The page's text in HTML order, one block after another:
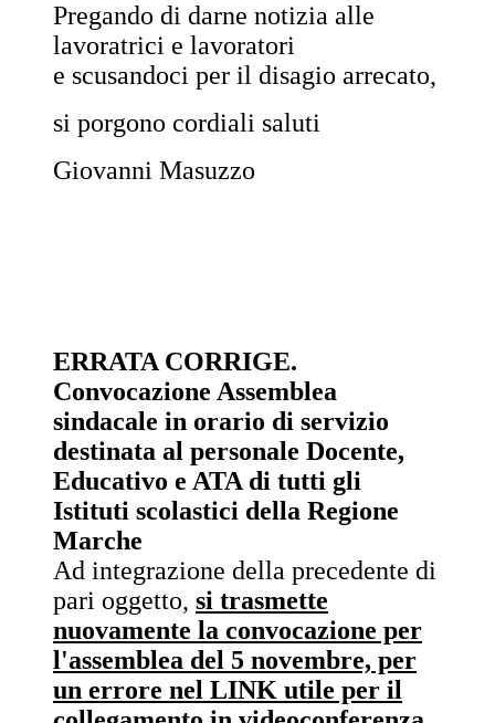
Pregando di darne notizia alle
lavoratrici e lavoratori
e scusandoci per il disagio arrecato,
si porgono cordiali saluti
Giovanni Masuzzo
ERRATA CORRIGE.
Convocazione Assemblea
sindacale in orario di servizio
destinata al personale Docente,
Educativo e ATA di tutti gli
Istituti scolastici della Regione
Marche
Ad integrazione della precedente di
pari oggetto, si trasmette
nuovamente la convocazione per
l'assemblea del 5 novembre, per
un errore nel LINK utile per il